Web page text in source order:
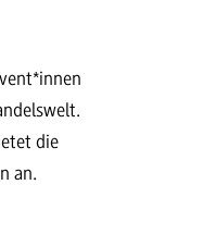
die
an.